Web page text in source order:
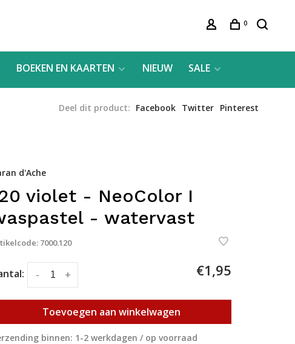
0
BOEKEN EN KAARTEN NIEUW SALE
Deel dit product: Facebook Twitter Pinterest
d'Ache
violet - NeoColor I
- watervast
7000.120
+
- €1,95
Toevoegen aan winkelwagen
binnen: 1-2 werkdagen / op voorraad